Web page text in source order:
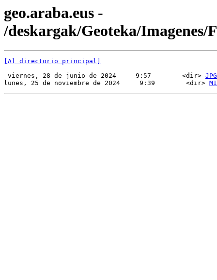
geo.araba.eus -
/deskargak/Geoteka/Imagenes/
[Al directorio principal]
viernes, 28 de junio de 2024     9:57        <dir> JPG
lunes, 25 de noviembre de 2024     9:39        <dir>